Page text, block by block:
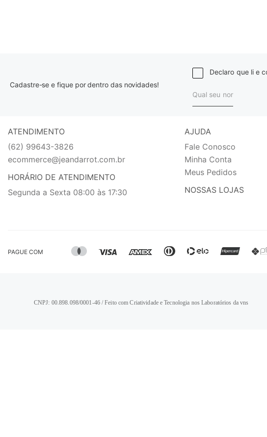
Cadastre-se e fique por dentro das novidades!
Declaro que li e
ATENDIMENTO
(62) 99643-3826
ecommerce@jeandarrot.com.br
HORÁRIO DE ATENDIMENTO
Segunda a Sexta 08:00 às 17:30
AJUDA
Fale Conosco
Minha Conta
Meus Pedidos
NOSSAS LOJAS
PAGUE COM
CNPJ: 00.898.098/0001-46 / Feito com Criatividade e Tecnologia nos Laboratórios da vns